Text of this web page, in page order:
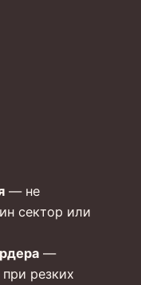
— не
сектор или
—
резких